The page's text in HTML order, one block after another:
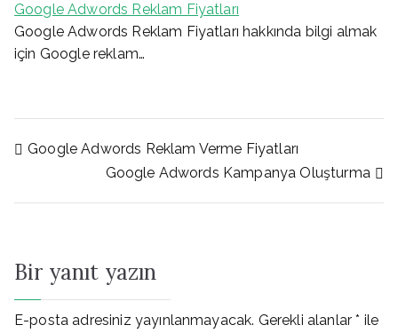
Google Adwords Reklam Fiyatları
Google Adwords Reklam Fiyatları hakkında bilgi almak
için Google reklam…
Yazı
Google Adwords Reklam Verme Fiyatları
Google Adwords Kampanya Oluşturma
Bir yanıt yazın
E-posta adresiniz yayınlanmayacak. Gerekli alanlar* ile